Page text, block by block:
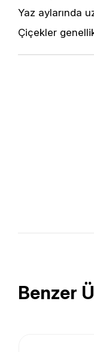
Yaz aylarında
Çiçekler
Benzer